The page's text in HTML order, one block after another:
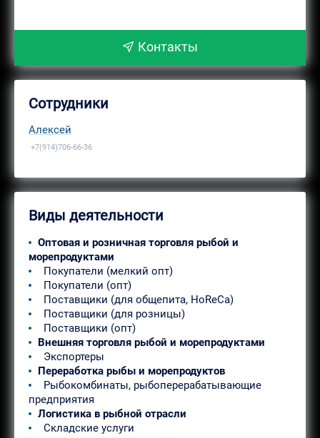
Контакты
Сотрудники
Алексей
+7(914)706-66-36
Виды деятельности
Оптовая и розничная торговля рыбой и
морепродуктами
Покупатели (мелкий опт)
Покупатели (опт)
Поставщики (для общепита, HoReCa)
Поставщики (для розницы)
Поставщики (опт)
Внешняя торговля рыбой и морепродуктами
Экспортеры
Переработка рыбы и морепродуктов
Рыбокомбинаты, рыбоперерабатывающие
предприятия
Логистика в рыбной отрасли
Складские услуги